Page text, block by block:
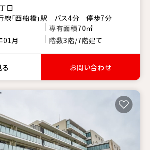
目
線「西船橋」駅 バス4分 停歩7分
専有面積70㎡
01月 階数3階/7階建て
お問い合わせ